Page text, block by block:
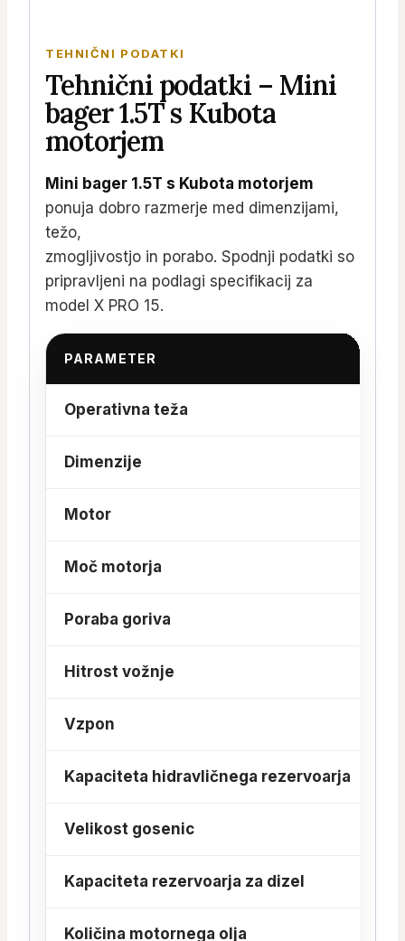
TEHNIČNI PODATKI
Tehnični podatki – Mini
bager 1.5T s Kubota
motorjem
Mini bager 1.5T s Kubota motorjem
ponuja dobro razmerje med dimenzijami,
težo,
zmogljivostjo in porabo. Spodnji podatki so
pripravljeni na podlagi specifikacij za
model X PRO 15.
PARAMETER
Operativna teža
Dimenzije
Motor
Moč motorja
Poraba goriva
Hitrost vožnje
Vzpon
Kapaciteta hidravličnega rezervoarja
Velikost gosenic
Kapaciteta rezervoarja za dizel
Količina motornega olja